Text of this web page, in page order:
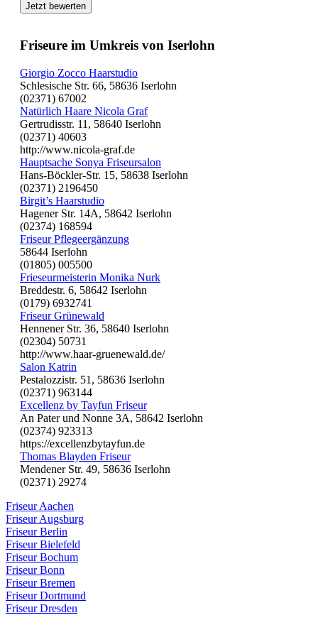
Jetzt bewerten
Friseure im Umkreis von Iserlohn
Giorgio Zocco Haarstudio
Schlesische Str. 66, 58636 Iserlohn
(02371) 67002
Natürlich Haare Nicola Graf
Gertrudisstr. 11, 58640 Iserlohn
(02371) 40603
http://www.nicola-graf.de
Hauptsache Sonya Friseursalon
Hans-Böckler-Str. 15, 58638 Iserlohn
(02371) 2196450
Birgit’s Haarstudio
Hagener Str. 14A, 58642 Iserlohn
(02374) 168594
Friseur Pflegeergänzung
58644 Iserlohn
(01805) 005500
Frieseurmeisterin Monika Nurk
Breddestr. 6, 58642 Iserlohn
(0179) 6932741
Friseur Grünewald
Hennener Str. 36, 58640 Iserlohn
(02304) 50731
http://www.haar-gruenewald.de/
Salon Katrin
Pestalozzistr. 51, 58636 Iserlohn
(02371) 963144
Excellenz by Tayfun Friseur
An Pater und Nonne 3A, 58642 Iserlohn
(02374) 923313
https://excellenzbytayfun.de
Thomas Blayden Friseur
Mendener Str. 49, 58636 Iserlohn
(02371) 29274
Friseur Aachen
Friseur Augsburg
Friseur Berlin
Friseur Bielefeld
Friseur Bochum
Friseur Bonn
Friseur Bremen
Friseur Dortmund
Friseur Dresden